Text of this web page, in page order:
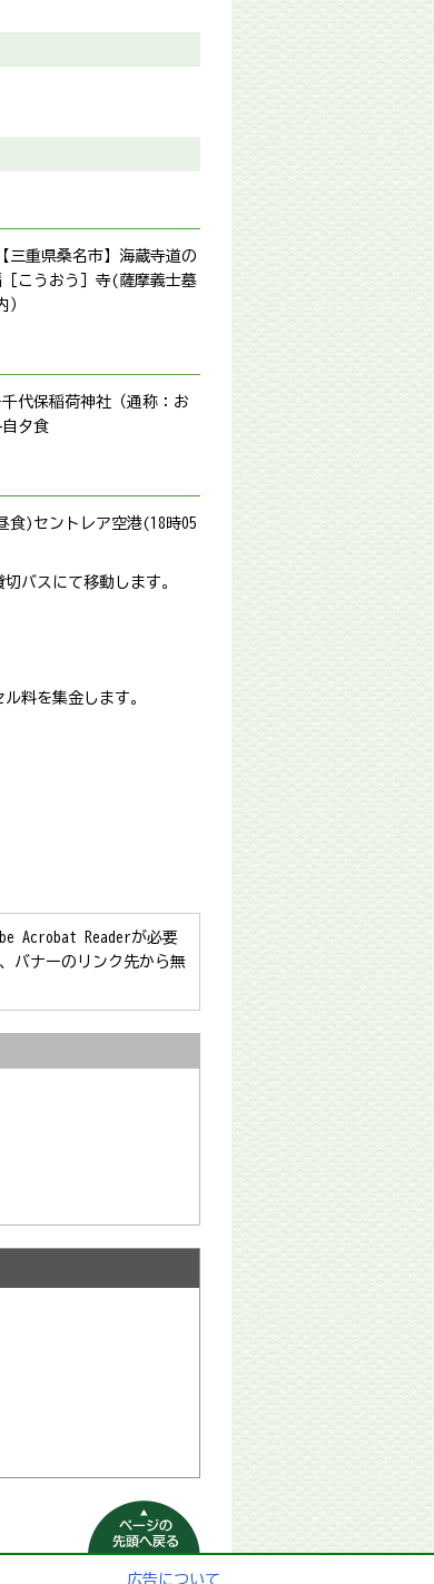
三重県桑名市】海蔵寺→道の
［こうおう］寺(薩摩義士墓
）
千代保稲荷神社（通称：お
自夕食
)→セントレア空港(18時05
バスにて移動します。
料を集金します。
Acrobat Readerが必要
バナーのリンク先から無
ページの先頭へ
戻る
広告について